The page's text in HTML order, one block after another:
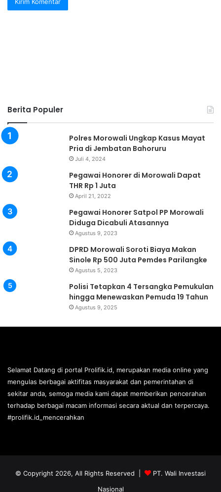
Berita Populer
Polres Morowali Ungkap Kasus Mayat
Pria di Jembatan Bahoruru
Juli 4, 2024
Pegawai Honorer di Morowali Dapat
THR Rp 1 Juta
April 21, 2022
Pegawai Honorer Satpol PP Morowali
Diduga Dicabuli Atasannya
Agustus 9, 2023
DPRD Morowali Soroti Biaya Makan
Sinole Rp 500 Juta Pemdes Parilangke
Agustus 5, 2023
Polisi Tetapkan 4 Tersangka Pemukulan
hingga Menewaskan Pemuda 19 Tahun
Agustus 9, 2025
Selamat Datang di portal Prolifik.id, merupakan media online yang
mengulas berbagai aktifitas masyarakat dan pemerintahan di
sekitar anda, semoga media kami dapat memberikan pencerahan
terhadap berbagai macam informasi secara aktual dan terpercaya.
#prolifik.id_mencerahkan
© Copyright 2026, All Rights Reserved |
PT. Wali Investasi
Nasional